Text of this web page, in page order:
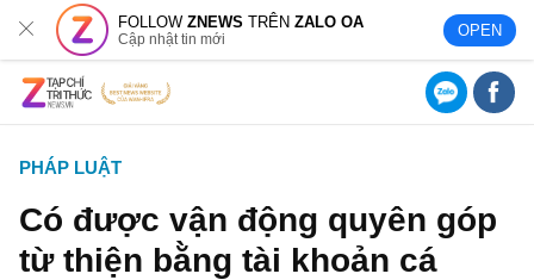
FOLLOWZNEWS TRÊNZALO OA
Cập nhật tin mới OPEN
PHÁP LUẬT
Có được vận động quyên góp
từ thiện bằng tài khoản cá